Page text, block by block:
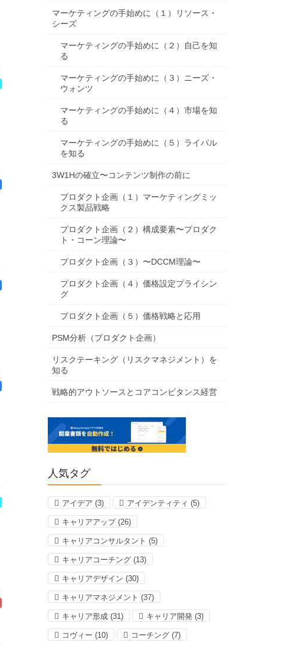
マーケティングの手始めに（１）リソース・
シーズ
マーケティングの手始めに（２）自己を知
る
マーケティングの手始めに（３）ニーズ・
ウォンツ
マーケティングの手始めに（４）市場を知
る
マーケティングの手始めに（５）ライバル
を知る
3W1Hの確立〜コンテンツ制作の前に
プロダクト企画（１）マーケティングミッ
クス製品戦略
プロダクト企画（２）構成要素〜プロダク
ト・コーン理論〜
プロダクト企画（３）〜DCCM理論〜
プロダクト企画（４）価格設定プライシン
グ
プロダクト企画（５）価格戦略と応用
PSM分析（プロダクト企画）
リスクテーキング（リスクマネジメント）を
知る
戦略的アウトソースとコアコンピタンス経営
人気タグ
アイデア (3) アイデンティティ (5)
キャリアアップ(26)
キャリアコンサルタント (5)
キャリアコーチング (13)
キャリアデザイン (30)
キャリアマネジメント (37)
キャリア形成 (31) キャリア開発 (3)
コヴィー (10) コーチング (7)